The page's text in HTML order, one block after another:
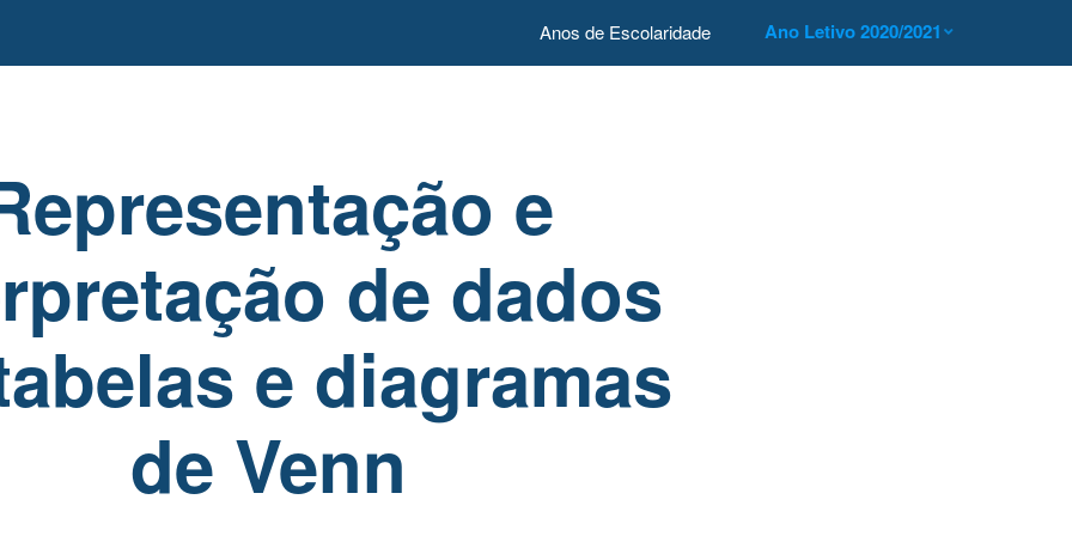
Anos de Escolaridade Ano Letivo 2020/2021
e
de dados
e diagramas
de Venn